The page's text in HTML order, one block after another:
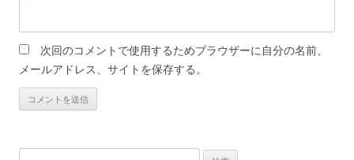
次回のコメントで使用するためブラウザーに自分の名前、
メールアドレス、サイトを保存する。